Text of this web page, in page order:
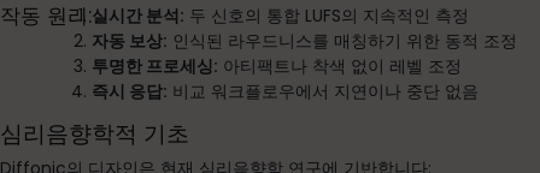
작동 원리:실시간 분석: 두 신호의 통합 LUFS의 지속적인 측정
자동 보상: 인식된 라우드니스를 매칭하기 위한 동적 조정
투명한 프로세싱: 아티팩트나 착색 없이 레벨 조정
즉시 응답: 비교 워크플로우에서 지연이나 중단 없음
심리음향학적 기초